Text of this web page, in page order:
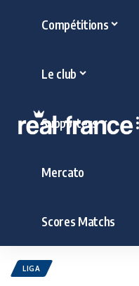
Compétitions
Le club
Supporters
Mercato
Scores Matchs
LIGA